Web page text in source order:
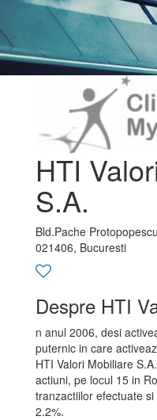
HTI
S.A.
Bld.Pache
021406, Bucuresti
Despre HTI
n anul 2006, desi
puternic in care
HTI Valori Mobiliare
actiuni, pe locul 15 in
tranzactiilor efectuate
2.2%.